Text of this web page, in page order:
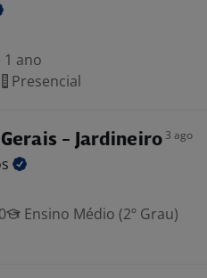
1 ano
Presencial
- Jardineiro 3 ago
Ensino Médio (2º Grau)